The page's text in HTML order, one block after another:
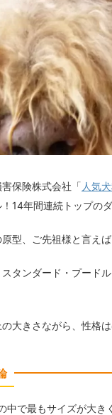
保険株式会社「 人気
14年間連続トップのダ
型、ご先祖様と言え
タンダード・プード
の大きさながら、性格
中で最もサイズが大き